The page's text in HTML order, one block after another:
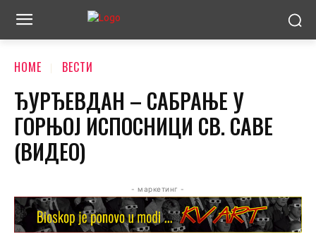
HOME ВЕСТИ
ЂУРЂЕВДАН – САБРАЊЕ У
ГОРЊОЈ ИСПОСНИЦИ СВ. САВЕ
(ВИДЕО)
- маркетинг -